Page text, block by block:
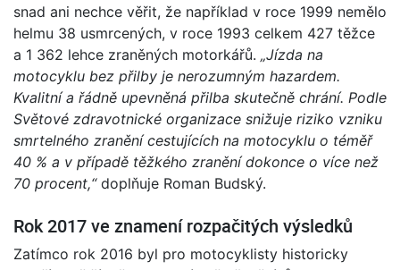
snad ani nechce věřit, že například v roce 1999 nemělo
helmu 38 usmrcených, v roce 1993 celkem 427 těžce
a 1 362 lehce zraněných motorkářů. „Jízda na
motocyklu bez přilby je nerozumným hazardem.
Kvalitní a řádně upevněná přilba skutečně chrání. Podle
Světové zdravotnické organizace snižuje riziko vzniku
smrtelného zranění cestujících na motocyklu o téměř
40 % a v případě těžkého zranění dokonce o více než
70 procent,“doplňuje Roman Budský.
Rok 2017 ve znamení rozpačitých výsledků
Zatímco rok 2016 byl pro motocyklisty historicky